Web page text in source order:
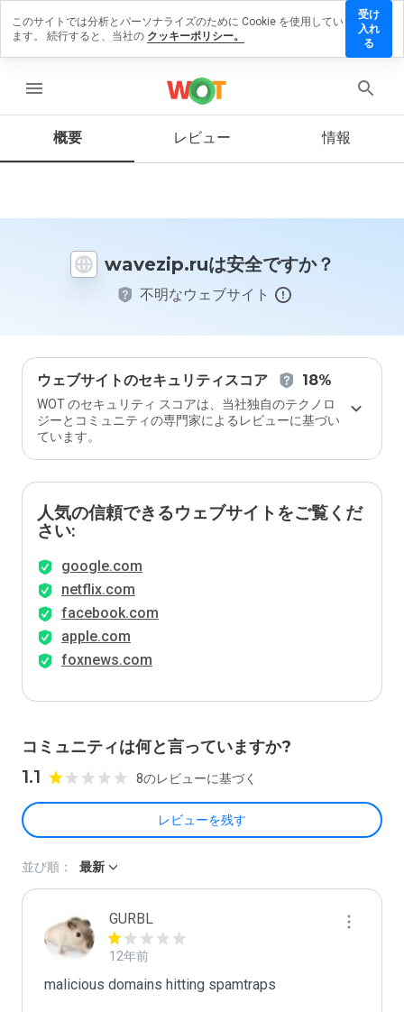
menu
概要 レビュー 情報
wavezip.ruは安全ですか？
不明なウェブサイト
ウェブサイトのセキュリティスコア 18%
WOT のセキュリティ スコアは、当社独自のテクノロ
ジーとコミュニティの専門家によるレビューに基づい
ています。
人気の信頼できるウェブサイトをご覧くだ
さい:
google.com
netflix.com
facebook.com
apple.com
foxnews.com
コミュニティは何と言っていますか?
1.1 8のレビューに基づく
レビューを残す
ビュ
残す
この
イト
価し
ます
か？
並び順： 最新
GURBL
12年前
malicious domains hitting spamtraps
このサイトでは分析とパーソナライズのために Cookie を使用してい
ます。 続行すると、当社の クッキーポリシー。
受け
入れ
る